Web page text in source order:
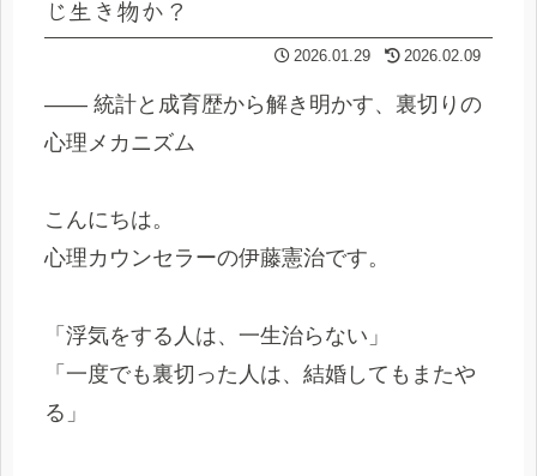
じ生き物か？
2026.01.29 2026.02.09
―― 統計と成育歴から解き明かす、裏切りの
心理メカニズム
こんにちは。
心理カウンセラーの伊藤憲治です。
「浮気をする人は、一生治らない」
「一度でも裏切った人は、結婚してもまたや
る」